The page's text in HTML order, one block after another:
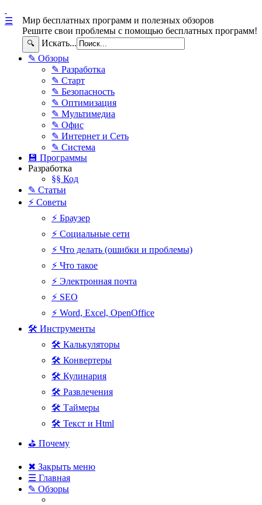
Мир бесплатных программ и полезных обзоров
Решите свои проблемы с помощью бесплатных программ!
🔍 Искать...
☰
✎ Обзоры
✎ Разработка
✎ Старт
✎ Безопасность
✎ Оптимизация
✎ Мультимедиа
✎ Офис
✎ Интернет и Сеть
✎ Система
💾 Программы
Разработка
§§ Код
✎ Статьи
⚡ Советы
⚡ Браузер
⚡ Социальные сети
⚡ Что делать (ошибки и проблемы)
⚡ Что такое
⚡ Электронная почта
⚡ SEO
⚡ Word, Excel, OpenOffice
🛠 Инструменты
🛠 Калькуляторы
🛠 Конвертеры
🛠 Кулинария
🛠 Развлечения
🛠 Таймеры
🛠 Текст и Html
⛳ Почему
✖ Закрыть меню
☰ Главная
✎ Обзоры